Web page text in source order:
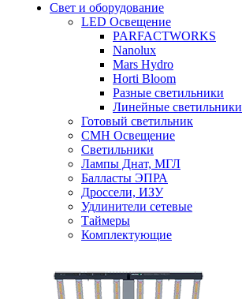
Свет и оборудование
LED Освещение
PARFACTWORKS
Nanolux
Mars Hydro
Horti Bloom
Разные светильники
Линейные светильники
Готовый светильник
CMH Освещение
Светильники
Лампы Днат, МГЛ
Балласты ЭПРА
Дроссели, ИЗУ
Удлинители сетевые
Таймеры
Комплектующие